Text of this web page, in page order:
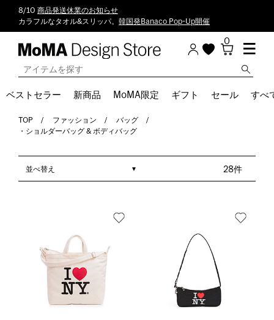
8/10 商品発送休業のお知らせ
カラフルなタオル&スリッパ。 韓国発Banaco Pop-Up開催
0
ベストセラー 新商品 MoMA限定 ギフト セール すべ
TOP ファッション
バッグ
・ショルダーバッグ & ボディバッグ
28件
並べ替え